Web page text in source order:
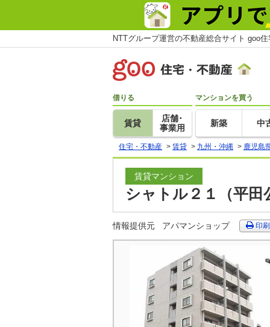
NTTグループ運営の不動産総合サイト goo
借りる
賃貸
店舗･
事業用
マンションを買う
新築 中
住宅・不動産 > 賃貸 > 九州・沖縄 > 鹿児島
賃貸マンション
シャトル２１（平
情報提供元 アパマンショップ 印